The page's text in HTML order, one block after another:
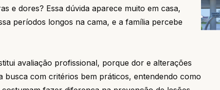
e dores? Essa dúvida aparece muito em casa,
períodos longos na cama, e a família percebe
avaliação profissional, porque dor e alterações
busca com critérios bem práticos, entendendo como